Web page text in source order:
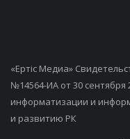
«Ертiс Медиа»
№14564-ИА от 30
информатизации и
и развитию РК